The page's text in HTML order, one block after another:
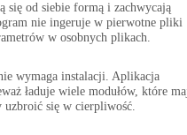
się od siebie formą i zachwycają
nie ingeruje w pierwotne pliki
w osobnych plikach.
wymaga instalacji. Aplikacja
ładuje wiele modułów, które
uzbroić się w cierpliwość.